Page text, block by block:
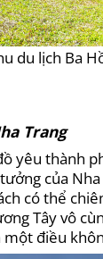
du lịch Ba
Trang
yêu thành
của
có thể
Tây vô
một điều